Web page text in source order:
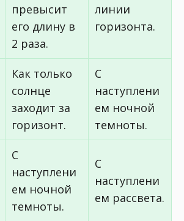
превысит
его длину в
2 раза.
линии
горизонта.
Как только
солнце
заходит за
горизонт.
С
наступлени
ем ночной
темноты.
С
наступлени
ем ночной
темноты.
С
наступлени
ем рассвета.